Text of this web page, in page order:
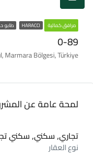
مرافق كمالية HARACCI طابو
0-89
Marmara Bölgesi, Türkiye
لمحة عامة عن
تجاري, سكني, سكني
نوع العقار